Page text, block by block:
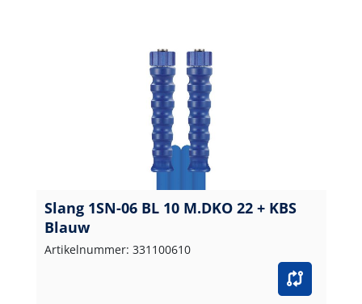
Slang 1SN-06 BL 10 M.DKO 22 + KBS
Blauw
Artikelnummer: 331100610